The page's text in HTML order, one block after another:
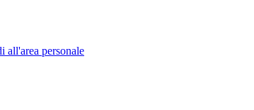
all'area personale